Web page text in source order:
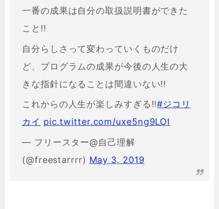
一番の成果は自分の取扱説明書ができた
こと!!
自分らしさって変わっていくものだけ
ど、プログラムの成果が今後の人生の大
きな指針になることは間違いない!!
これからの人生が楽しみすぎる!!#ジコリ
カイ pic.twitter.com/uxe5ng9LOI
— フリースター@自己理解
(@freestarrrr) May 3, 2019